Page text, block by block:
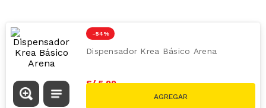
-54 %
Dispensador Krea Básico Arena
S/ 5.99